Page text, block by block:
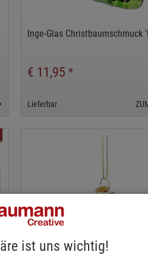
Inge-Glas Christbaumschmuck
€ 11,95 *
Lieferbar
ist uns wichtig!